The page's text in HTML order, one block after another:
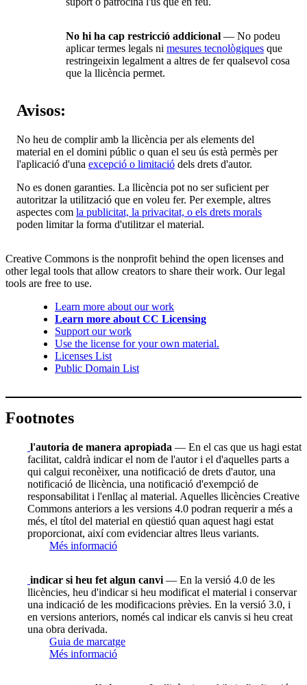
No hi ha cap restricció addicional — No podeu
aplicar termes legals ni mesures tecnològiques que
restringeixin legalment a altres de fer qualsevol cosa
que la llicència permet.
Avisos:
No heu de complir amb la llicència per als elements del
material en el domini públic o quan el seu ús està permès per
l'aplicació d'una excepció o limitació dels drets d'autor.
No es donen garanties. La llicència pot no ser suficient per
autoritzar la utilització que en voleu fer. Per exemple, altres
aspectes com la publicitat, la privacitat, o els drets morals
poden limitar la forma d'utilitzar el material.
Creative Commons is the nonprofit behind the open licenses and
other legal tools that allow creators to share their work. Our legal
tools are free to use.
Learn more about our work
Learn more about CC Licensing
Support our work
Use the license for your own material.
Licenses List
Public Domain List
Footnotes
l'autoria de manera apropiada — En el cas que us hagi estat
facilitat, caldrà indicar el nom de l'autor i el d'aquelles parts a
qui calgui reconèixer, una notificació de drets d'autor, una
notificació de llicència, una notificació d'exempció de
responsabilitat i l'enllaç al material. Aquelles llicències Creative
Commons anteriors a les versions 4.0 podran requerir a més a
més, el títol del material en qüestió quan aquest hagi estat
proporcionat, així com evidenciar altres lleus variants.
Més informació
indicar si heu fet algun canvi — En la versió 4.0 de les
llicències, heu d'indicar si heu modificat el material i conservar
una indicació de les modificacions prèvies. En la versió 3.0, i
en versions anteriors, només cal indicar els canvis si heu creat
una obra derivada.
Guia de marcatge
Més informació